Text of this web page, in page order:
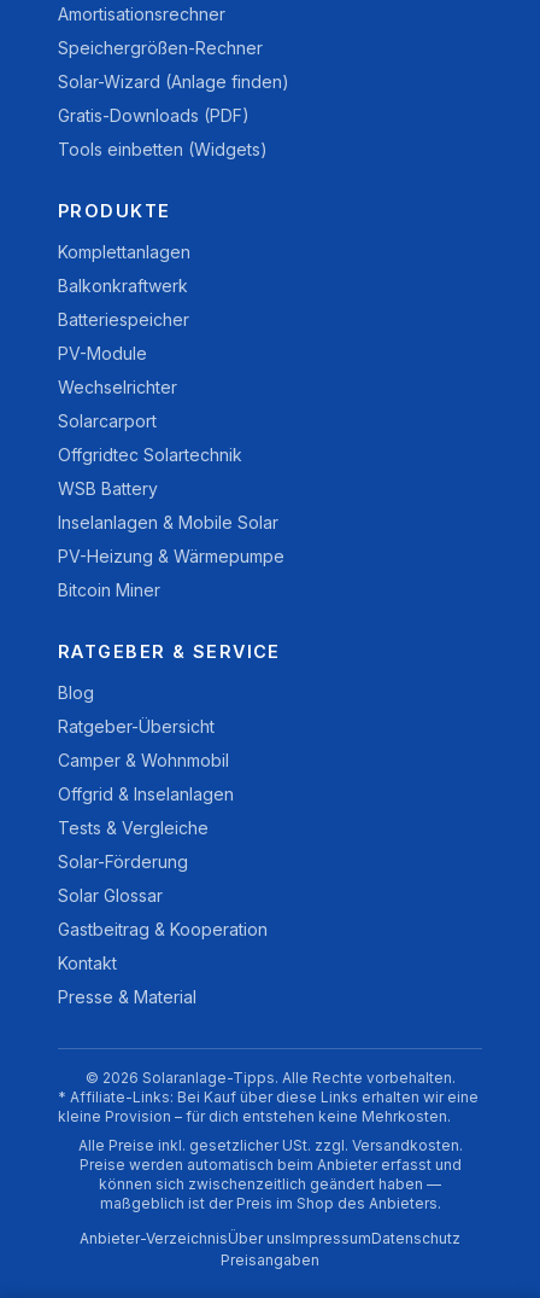
Amortisationsrechner
Speichergrößen-Rechner
Solar-Wizard (Anlage finden)
Gratis-Downloads (PDF)
Tools einbetten (Widgets)
PRODUKTE
Komplettanlagen
Balkonkraftwerk
Batteriespeicher
PV-Module
Wechselrichter
Solarcarport
Offgridtec Solartechnik
WSB Battery
Inselanlagen & Mobile Solar
PV-Heizung & Wärmepumpe
Bitcoin Miner
RATGEBER & SERVICE
Blog
Ratgeber-Übersicht
Camper & Wohnmobil
Offgrid & Inselanlagen
Tests & Vergleiche
Solar-Förderung
Solar Glossar
Gastbeitrag & Kooperation
Kontakt
Presse & Material
© 2026 Solaranlage-Tipps. Alle Rechte vorbehalten.
* Affiliate-Links: Bei Kauf über diese Links erhalten wir eine
kleine Provision – für dich entstehen keine Mehrkosten.
Alle Preise inkl. gesetzlicher USt. zzgl. Versandkosten.
Preise werden automatisch beim Anbieter erfasst und
können sich zwischenzeitlich geändert haben —
maßgeblich ist der Preis im Shop des Anbieters.
Anbieter-VerzeichnisÜber unsImpressumDatenschutz
Preisangaben